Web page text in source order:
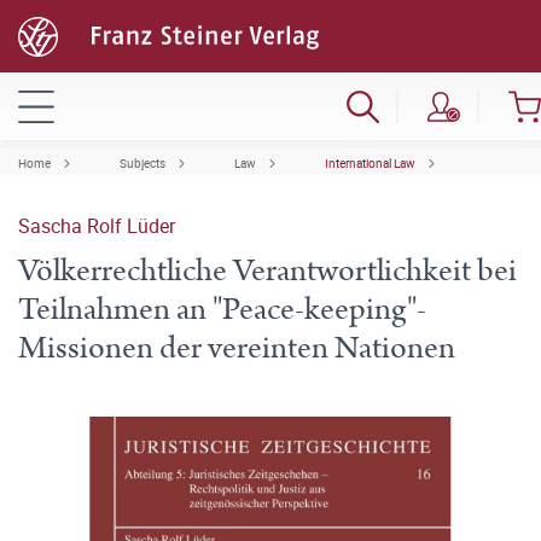
Home Subjects Law International Law
Sascha Rolf Lüder
Völkerrechtliche Verantwortlichkeit bei
Teilnahmen an "Peace-keeping"-
Missionen der vereinten Nationen